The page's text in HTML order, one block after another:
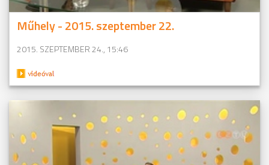
Műhely - 2015. szeptember 22.
2015. SZEPTEMBER 24., 15:46